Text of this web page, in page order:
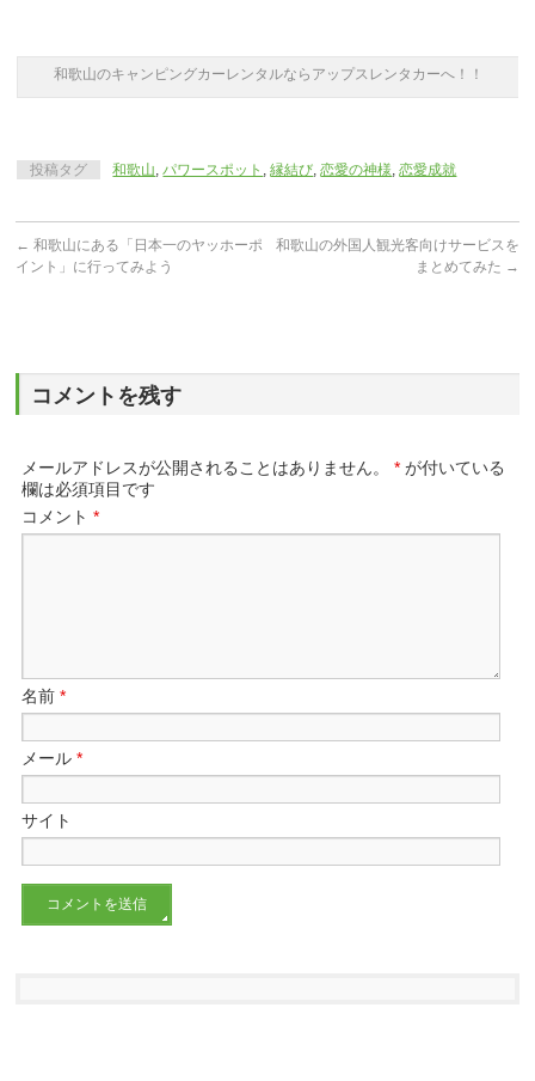
和歌山のキャンピングカーレンタルならアップスレンタカーへ！！
投稿タグ 和歌山,パワースポット ,縁結び,恋愛の神様,恋愛成就
← 和歌山にある「日本一のヤッホーポ
イント」に行ってみよう
和歌山の外国人観光客向けサービスを
まとめてみた →
コメントを残す
メールアドレスが公開されることはありません。 * が付いている
欄は必須項目です
コメント*
名前*
メール*
サイト